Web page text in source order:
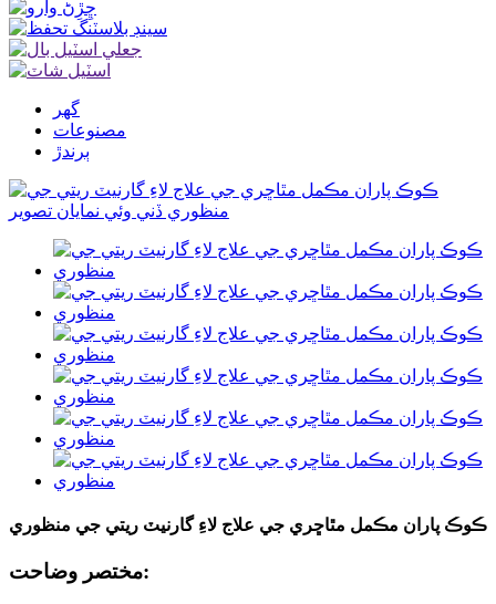
گھر
مصنوعات
ٻرندڙ
ڪوڪ پاران مڪمل مٿاڇري جي علاج لاءِ گارنيٽ ريتي جي منظوري
مختصر وضاحت: